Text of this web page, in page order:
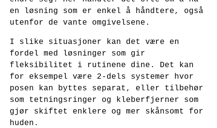
en løsning som er enkel å håndtere, også
utenfor de vante omgivelsene.
I slike situasjoner kan det være en
fordel med løsninger som gir
fleksibilitet i rutinene dine. Det kan
for eksempel være 2-dels systemer hvor
posen kan byttes separat, eller tilbehør
som tetningsringer og kleberfjerner som
gjør skiftet enklere og mer skånsomt for
huden.